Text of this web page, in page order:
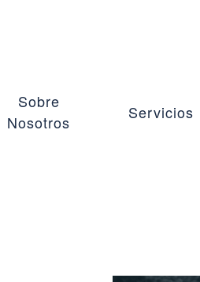
Sobre
Nosotros
Servicios